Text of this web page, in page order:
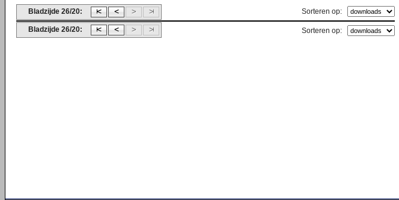
Bladzijde 26/20: Sorteren op:
Bladzijde 26/20: Sorteren op: